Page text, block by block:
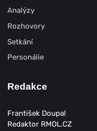
Analýzy
Rozhovory
Setkání
Personálie
Redakce
František Doupal
Redaktor RMOL.CZ